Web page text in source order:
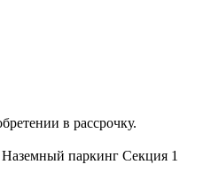
в рассрочку.
паркинг Секция 1